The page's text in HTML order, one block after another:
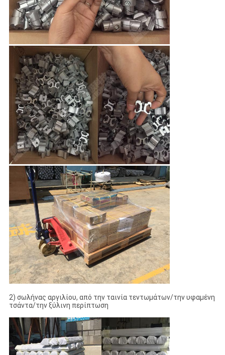
2) σωλήνας αργιλίου, από την ταινία τεντωμάτων/την υφαμένη
τσάντα/την ξύλινη περίπτωση